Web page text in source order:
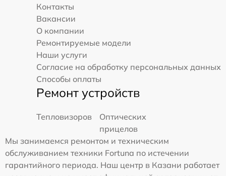
Контакты
Вакансии
О компании
Ремонтируемые модели
Наши услуги
Согласие на обработку персональных данных
Способы оплаты
Ремонт устройств
Тепловизоров
Оптических
прицелов
Мы занимаемся ремонтом и техническим
обслуживанием техники Fortuna по истечении
гарантийного периода. Наш центр в Казани работает